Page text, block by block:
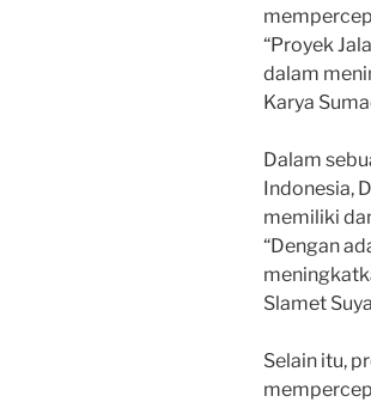
“Proyek
dalam
Karya
Dalam
Indonesia,
memiliki
“Dengan
Slamet
Selain itu,